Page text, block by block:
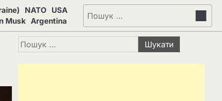
NATO
USA
Musk Argentina
Пошук:
Пошук: